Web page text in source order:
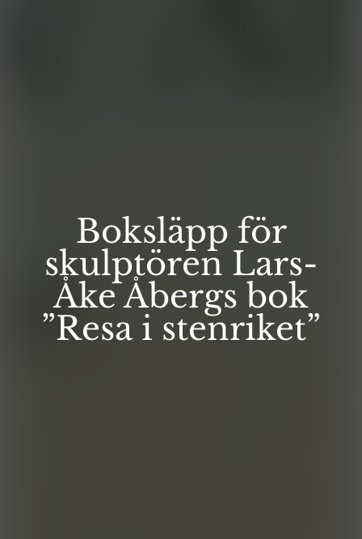
Boksläpp för
skulptören Lars-
Åke Åbergs bok
”Resa i stenriket”